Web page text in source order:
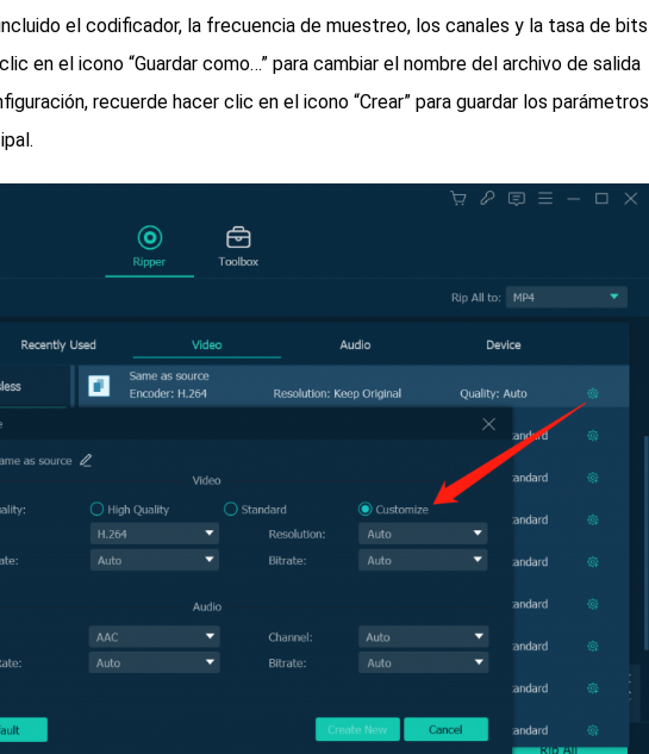
el codificador, la frecuencia de muestreo, los canales y la tasa de bits
en el icono “Guardar como…” para cambiar el nombre del archivo de salida
recuerde hacer clic en el icono “Crear” para guardar los parámetros